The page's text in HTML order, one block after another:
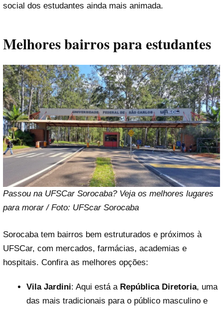
social dos estudantes ainda mais animada.
Melhores bairros para estudantes
Passou na UFSCar Sorocaba? Veja os melhores lugares
para morar / Foto: UFScar Sorocaba
Sorocaba tem bairros bem estruturados e próximos à
UFSCar, com mercados, farmácias, academias e
hospitais. Confira as melhores opções:
Vila Jardini: Aqui está a República Diretoria, uma
das mais tradicionais para o público masculino e